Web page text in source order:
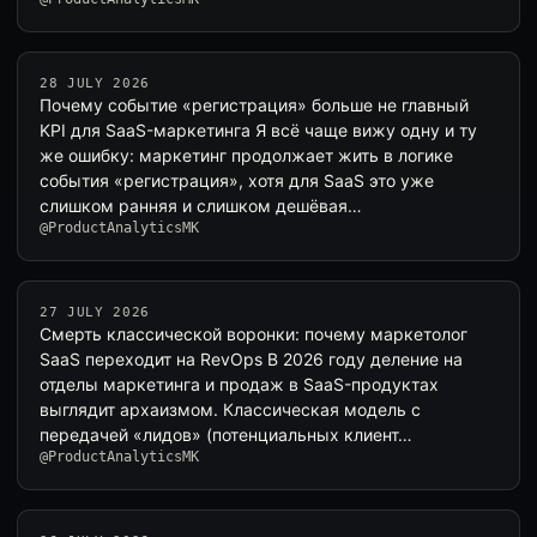
28 JULY 2026
Почему событие «регистрация» больше не главный
KPI для SaaS-маркетинга Я всё чаще вижу одну и ту
же ошибку: маркетинг продолжает жить в логике
события «регистрация», хотя для SaaS это уже
слишком ранняя и слишком дешёвая…
@ProductAnalyticsMK
27 JULY 2026
Смерть классической воронки: почему маркетолог
SaaS переходит на RevOps В 2026 году деление на
отделы маркетинга и продаж в SaaS-продуктах
выглядит архаизмом. Классическая модель с
передачей «лидов» (потенциальных клиент…
@ProductAnalyticsMK